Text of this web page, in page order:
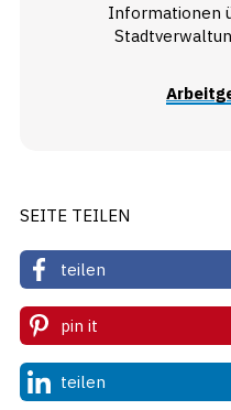
Informationen
SEITE TEILEN
teilen
pin it
teilen